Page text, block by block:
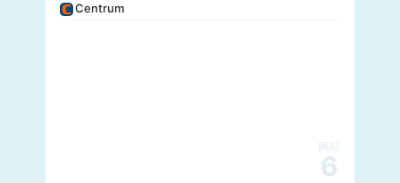
Centrum
网站
6